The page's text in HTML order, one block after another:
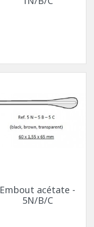
Embout acétate -
5N/B/C